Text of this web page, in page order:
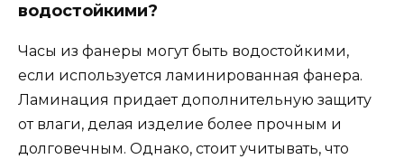
водостойкими?
Часы из фанеры могут быть водостойкими,
если используется ламинированная фанера.
Ламинация придает дополнительную защиту
от влаги, делая изделие более прочным и
долговечным. Однако, стоит учитывать, что